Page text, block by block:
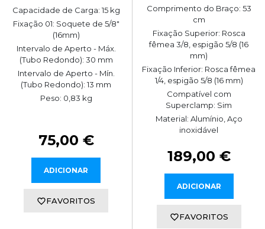
Capacidade de Carga: 15 kg
Fixação 01: Soquete de 5/8"
(16mm)
Intervalo de Aperto - Máx.
(Tubo Redondo): 30 mm
Intervalo de Aperto - Mín.
(Tubo Redondo): 13 mm
Peso: 0,83 kg
75,00 €
ADICIONAR
FAVORITOS
Comprimento do Braço: 53
cm
Fixação Superior: Rosca
fêmea 3/8, espigão 5/8 (16
mm)
Fixação Inferior: Rosca fêmea
1/4, espigão 5/8 (16 mm)
Compatível com
Superclamp: Sim
Material: Alumínio, Aço
inoxidável
189,00 €
ADICIONAR
FAVORITOS